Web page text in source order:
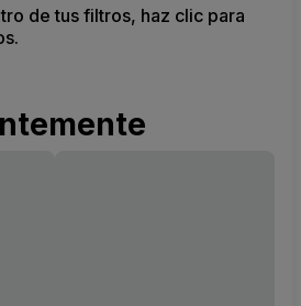
de tus filtros, haz clic para